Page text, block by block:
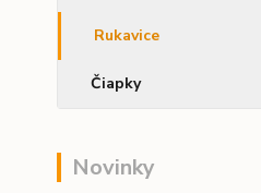
Rukavice
Čiapky
Novinky